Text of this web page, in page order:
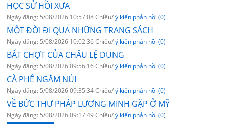
HỌC SỬ HỒI XƯA
Ngày đăng: 5/08/2026 10:57:08 Chiều/ý kiến phản hồi (0)
MỘT ĐỜI ĐI QUA NHỮNG TRANG SÁCH
Ngày đăng: 5/08/2026 10:02:36 Chiều/ý kiến phản hồi (0)
BẤT CHỢT CỦA CHÂU LỆ DUNG
Ngày đăng: 5/08/2026 09:56:16 Chiều/ý kiến phản hồi (0)
CÀ PHÊ NGẮM NÚI
Ngày đăng: 5/08/2026 09:35:34 Chiều/ý kiến phản hồi (0)
VỀ BỨC THƯ PHÁP LƯƠNG MINH GẶP Ở MỸ
Ngày đăng: 5/08/2026 09:17:49 Chiều/ý kiến phản hồi (0)